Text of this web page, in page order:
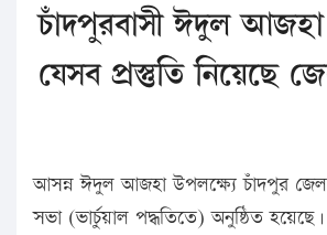
চাঁদপুরবাসী ঈদুল
যেসব প্রস্তুতি নিয়েছে
আসন্ন ঈদুল আজহা উপলক্ষ্যে চাঁদপুর
সভা (ভার্চুয়াল পদ্ধতিতে) অনুষ্ঠিত